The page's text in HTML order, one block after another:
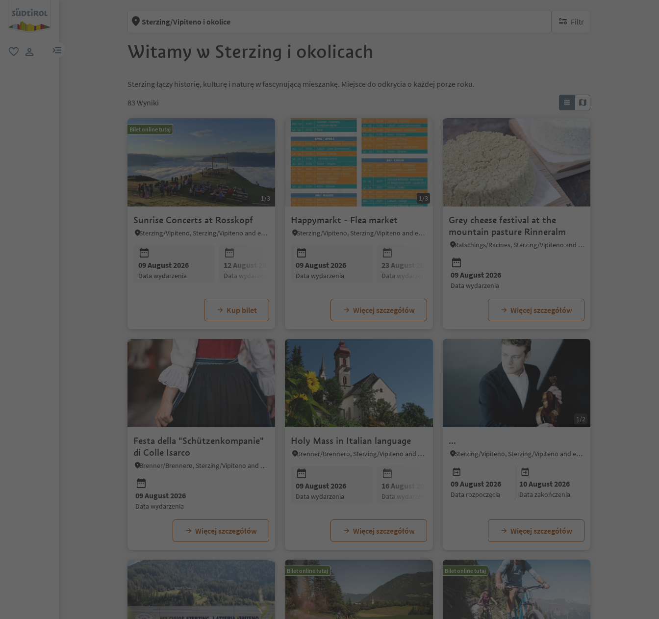
link menu
Sterzing/Vipiteno i okolice Filtr
brak aktywnych filtrów
Witamy w Sterzing i okolicach
Sterzing łączy historię, kulturę i naturę w fascynującą mieszankę. Miejsce do odkrycia o każdej porze roku.
83 Wyniki
Bilet online tutaj
1/3
Sunrise Concerts at Rosskopf
Sterzing/Vipiteno, Sterzing/Vipiteno and environs
09 August 2026
data wydarzenia
12 August 2026
data wydarzenia
02 September 2026
data wydarzenia
Kup bilet
1/3
Happymarkt - Flea market
Sterzing/Vipiteno, Sterzing/Vipiteno and environs
09 August 2026
data wydarzenia
23 August 2026
data wydarzenia data wydarzenia
Więcej szczegółów
Grey cheese festival at the
mountain pasture Rinneralm
Ratschings/Racines, Sterzing/Vipiteno and environs
09 August 2026
data wydarzenia
Więcej szczegółów
Festa della "Schützenkompanie"
di Colle Isarco
Brenner/Brennero, Sterzing/Vipiteno and environs
09 August 2026
data wydarzenia
Więcej szczegółów
Holy Mass in Italian language
Brenner/Brennero, Sterzing/Vipiteno and environs
09 August 2026
data wydarzenia
16 August 2026
data wydarzenia
23 August 2026
data wydarzenia
30 August 2026
data wydarzenia
Więcej szczegółów
1/2
...
Sterzing/Vipiteno, Sterzing/Vipiteno and environs
09 August 2026
data rozpoczęcia
10 August 2026
data zakończenia
Więcej szczegółów
Bilet online tutaj Bilet online tutaj